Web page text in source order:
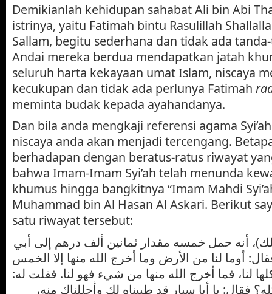
Demikianlah kehidupan sahabat Ali bin Abi
istrinya, yaitu Fatimah bintu Rasulillah
Sallam, begitu sederhana dan tidak ada
Andai mereka berdua mendapatkan jatah
seluruh harta kekayaan umat Islam, niscaya
kecukupan dan tidak ada perlunya Fatimah
meminta budak kepada ayahandanya.
Dan bila anda mengkaji referensi agama
niscaya anda akan menjadi tercengang.
berhadapan dengan beratus-ratus riwayat
bahwa Imam-Imam Syi’ah telah menunda
khumus hingga bangkitnya “Imam Mahdi
Muhammad bin Al Hasan Al Askari. Berikut
satu riwayat tersebut:
أنه حمل خمسه مقدار ثمانين ألف درهم إلى أبي
أوما لنا من الأرض وما أخرج الله منها إلا الخمس
لنا، فما أخرج الله منها من شيء فهو لنا. فقلت له:
فقال: يا أبا سيار قد طيبناه لك وأحللناك منه،